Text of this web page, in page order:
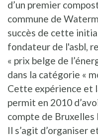
d’un premier
commune de
succès de cette
fondateur de l'asbl,
« prix belge de
dans la catégorie «
Cette expérience et
permit en 2010
compte de Bruxelles
Il s’agit d’organiser